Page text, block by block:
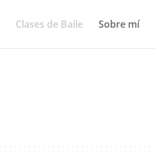
Clases de Baile Sobre mí